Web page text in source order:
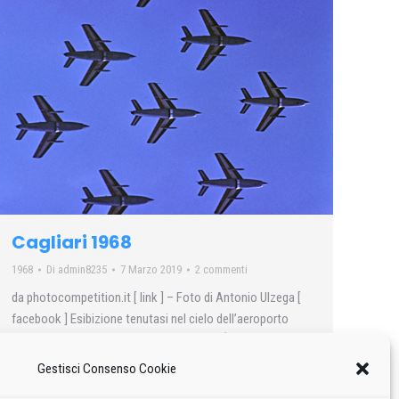
Gestisci Consenso Cookie
Cagliari 1968
1968 Di admin8235 7 Marzo 2019 2 commenti
da photocompetition.it [ link ] – Foto di Antonio Ulzega [
facebook ] Esibizione tenutasi nel cielo dell’aeroporto
precisione delle figure di squadra ed il famoso ombrello